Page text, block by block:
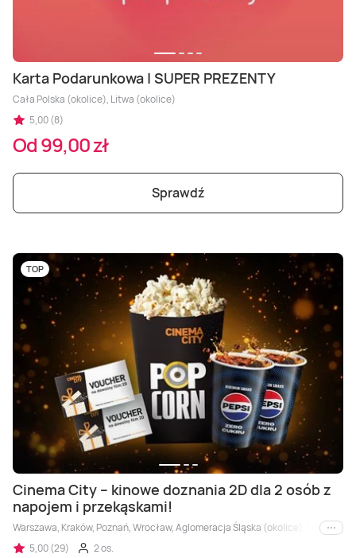
Karta Podarunkowa | SUPER PREZENTY
Cała Polska (okolice), Litwa (okolice)
5,00 (8)
Od 99,00 zł
Sprawdź
TOP
Cinema City – kinowe doznania 2D dla 2 osób z
napojem i przekąskami!
Warszawa, Kraków, Poznań, Wrocław, Aglomeracja Śląska (okolice), Łódź,i inne
5,00 (29)
2 os.